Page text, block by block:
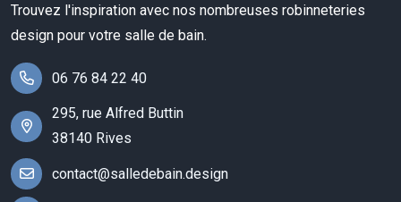
Trouvez l'inspiration avec nos nombreuses robinneteries
design pour votre salle de bain.
06 76 84 22 40
295, rue Alfred Buttin
38140 Rives
contact@salledebain.design